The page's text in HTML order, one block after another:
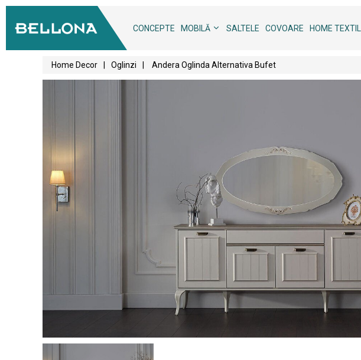
CONCEPTE MOBILĂ SALTELE COVOARE HOME TEXTIL
Home Decor Oglinzi Andera Oglinda Alternativa Bufet